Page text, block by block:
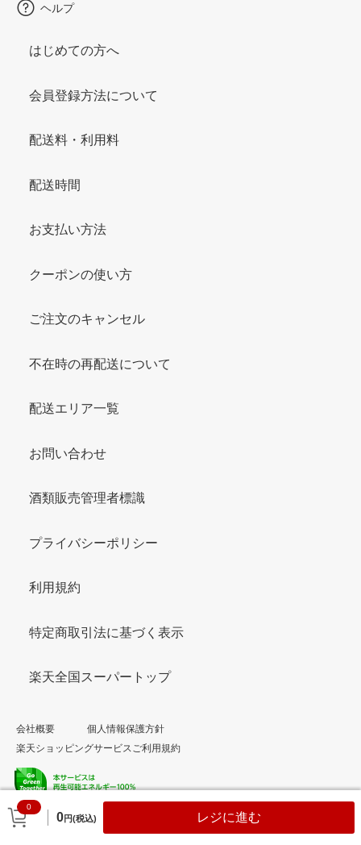
0
0円(税込) レジに進む
ヘルプ
はじめての方へ
会員登録方法について
配送料・利用料
配送時間
お支払い方法
クーポンの使い方
ご注文のキャンセル
不在時の再配送について
配送エリア一覧
お問い合わせ
酒類販売管理者標識
プライバシーポリシー
利用規約
特定商取引法に基づく表示
楽天全国スーパートップ
会社概要
個人情報保護方針
楽天ショッピングサービスご利用規約
© Rakuten Group, Inc.